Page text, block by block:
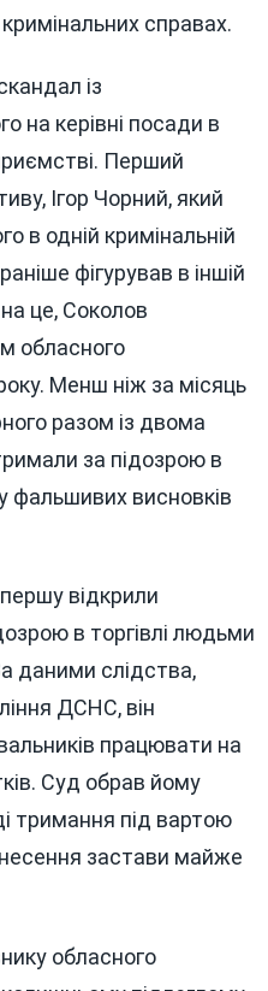
справах.
із
на керівні посади в
Перший
Ігор Чорний, який
в одній кримінальній
фігурував в іншій
це, Соколов
обласного
Менш ніж за місяць
разом із двома
за підозрою в
фальшивих висновків
відкрили
в торгівлі людьми
даними слідства,
ДСНС, він
працювати на
Суд обрав йому
тримання під вартою
застави майже
обласного